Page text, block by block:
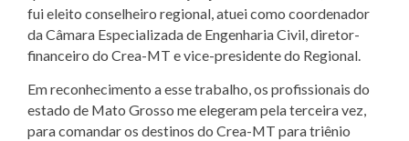
fui eleito conselheiro regional, atuei como coordenador
da Câmara Especializada de Engenharia Civil, diretor-
financeiro do Crea-MT e vice-presidente do Regional.
Em reconhecimento a esse trabalho, os profissionais do
estado de Mato Grosso me elegeram pela terceira vez,
para comandar os destinos do Crea-MT para triênio